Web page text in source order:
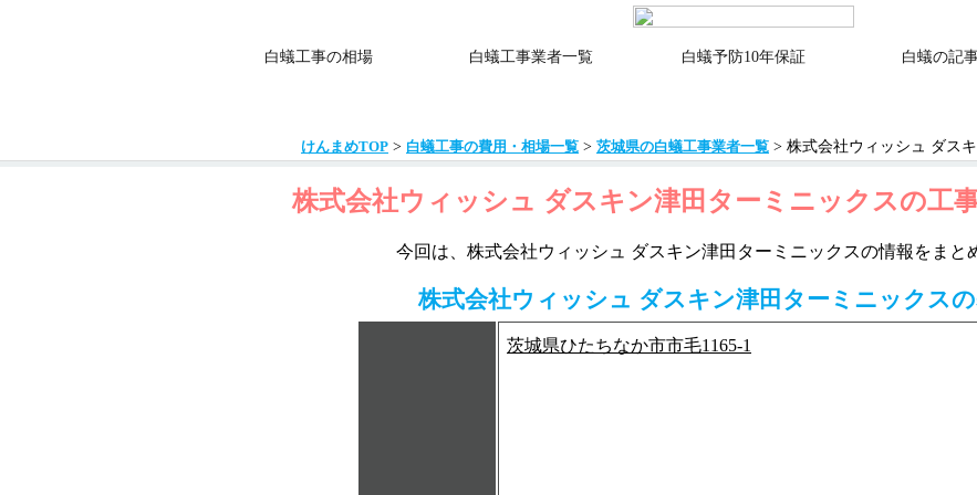
白蟻工事の相場 白蟻工事業者一覧 白蟻予防10年保証 白蟻の記
けんまめTOP > 白蟻工事の費用・相場一覧 > 茨城県の白蟻工事業者一覧 > 株式会社ウィッシュ ダス
株式会社ウィッシュ ダスキン津田ターミニックスの工
今回は、株式会社ウィッシュ ダスキン津田ターミニックスの情報をまと
株式会社ウィッシュ ダスキン津田ターミニックス
茨城県ひたちなか市市毛1165-1